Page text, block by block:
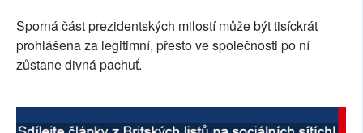
Sporná část prezidentských milostí může být tisíckrát
prohlášena za legitimní, přesto ve společnosti po ní
zůstane divná pachuť.